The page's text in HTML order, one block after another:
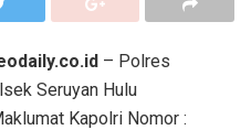
– Polres
Seruyan Hulu
Kapolri Nomor :